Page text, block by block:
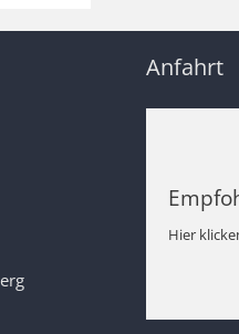
Anfahrt
Hier